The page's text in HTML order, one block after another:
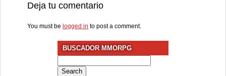
Deja tu comentario
You must be logged in to post a comment.
BUSCADOR MMORPG
for: